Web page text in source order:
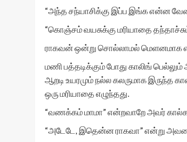
“அந்த சந்யாசிக்கு இப்ப இங்க என்ன
“கொஞ்சம் வயசுக்கு மரியாதை
ராகவன் ஒன்று சொல்லாமல் மெளனமாக
மணி பத்தடிக்கும் போது காலிங் பெல்லும்
ஆறடி உயரமும் நல்ல கலருமாக இருந்த
ஒரு மரியாதை எழுந்தது.
“வணக்கம் மாமா” என்றவாறே அவர்
“அடேடே, இதென்ன ராகவா” என்று